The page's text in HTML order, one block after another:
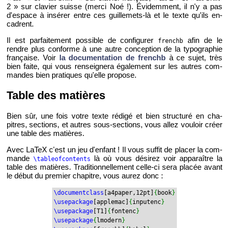
2 » sur cla­vier suisse (merci Noé !). Évi­dem­ment, il n'y a pas
d'es­pace à in­sé­rer entre ces guille­mets-là et le texte qu'ils en­
cadrent.
Il est par­fai­te­ment pos­sible de confi­gu­rer
frenchb
afin de le
rendre plus conforme à une autre concep­tion de la ty­po­gra­phie
fran­çaise. Voir la do­cu­men­ta­tion de frenchbà ce sujet, très
bien faite, qui vous ren­sei­gnera éga­le­ment sur les autres com­
mandes bien pra­tiques qu'elle pro­pose.
Table des ma­tières
Bien sûr, une fois votre texte ré­digé et bien struc­turé en cha­
pitres, sec­tions, et autres sous-sec­tions, vous allez vou­loir créer
une table des ma­tières.
Avec LaTeX c'est un jeu d'en­fant ! Il vous suf­fit de pla­cer la com­
mande\ta­bleof­con­tents
là où vous dé­si­rez voir ap­pa­raître la
table des ma­tières. Tra­di­tion­nel­le­ment celle-ci sera pla­cée avant
le début du pre­mier cha­pitre, vous aurez donc :
\do­cu­ment­class [a4­pa­per,12pt] { book}
\use­pa­ckage [ap­ple­mac] { in­pu­tenc}
\use­pa­ckage [T1] { fon­tenc}
\use­pa­ckage{ lmo­dern}